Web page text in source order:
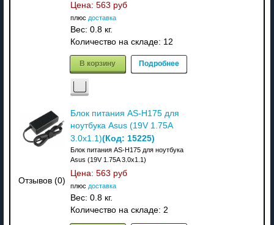
Цена: 563 руб
плюс доставка
Вес: 0.8 кг.
Количество на складе: 12
В корзину Подробнее
Отзывов (0)
Блок питания AS-H175 для
ноутбука Asus (19V 1.75A
3.0x1.1)(Код: 15225)
Блок питания AS-H175 для ноутбука
Asus (19V 1.75A 3.0x1.1)
Цена: 563 руб
плюс доставка
Вес: 0.8 кг.
Количество на складе: 2